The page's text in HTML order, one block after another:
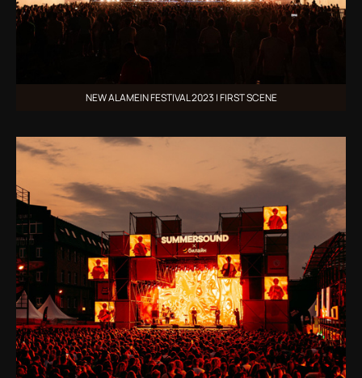
NEW ALAMEIN FESTIVAL 2023 | FIRST SCENE